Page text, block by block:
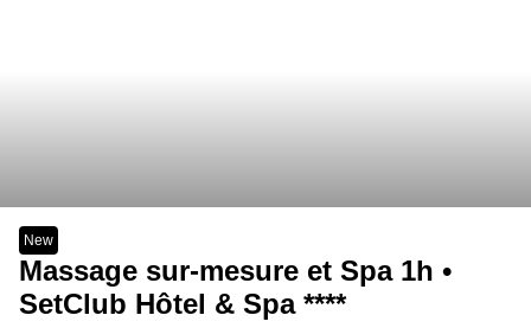
New
Massage sur-mesure et Spa 1h •
SetClub Hôtel & Spa ****